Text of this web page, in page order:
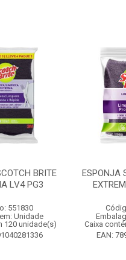
BRITE
LV4 PG3
551830
Unidade
120 unidade(s)
ESPONJA
Caixa
EAN: